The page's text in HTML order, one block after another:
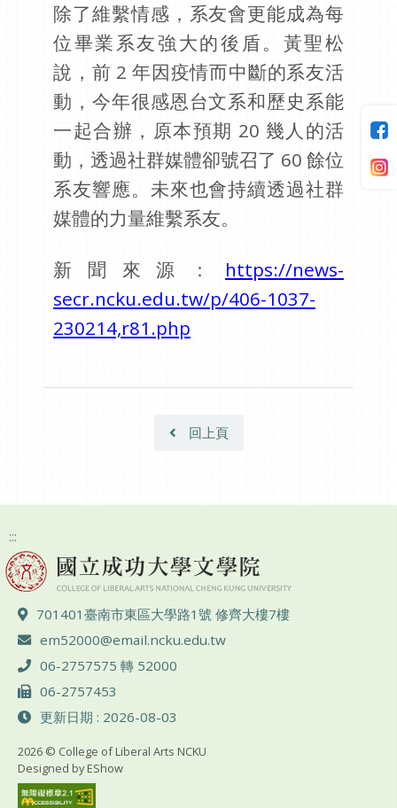
除了維繫情感，系友會更能成為每
位畢業系友強大的後盾。黃聖松
說，前 2 年因疫情而中斷的系友活
動，今年很感恩台文系和歷史系能
一起合辦，原本預期 20 幾人的活
動，透過社群媒體卻號召了 60 餘位
系友響應。未來也會持續透過社群
媒體的力量維繫系友。
新聞來源： https://news-
secr.ncku.edu.tw/p/406-1037-
230214,r81.php
回上頁
:::
地址 ：
701401臺南市東區大學路1號 修齊大樓7樓
電子郵件 ：
em52000@email.ncku.edu.tw
電話 ：
06-2757575 轉 52000
傳真 ：
06-2757453
更新日期 : 2026-08-03
2026 © College of Liberal Arts NCKU
Designed byEShow